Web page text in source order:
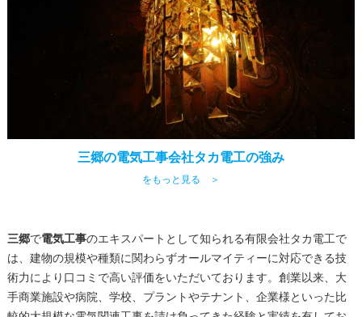
三郷の電気工事会社タカ電工の強み
をもっと見る ＞
三郷で電気工事のエキスパートとして知られる有限会社タカ電工で
は、建物の規模や種類に関わらずオールマイティーに対応できる技
術力により口コミで高い評価をいただいております。創業以来、大
手商業施設や病院、学校、プラントやテナント、企業様といった比